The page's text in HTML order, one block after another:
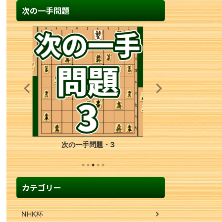
次の一手問題
次の一手問題・35
カテゴリー
NHK杯